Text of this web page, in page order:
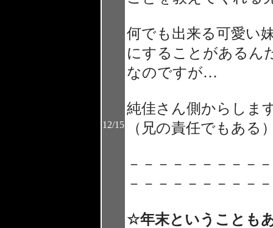
12/15
何でも出来る可愛い
にすることがあるん
なのですが…
純佳さん側からしま
（兄の責任でもある
－－－－－－－－－
－－－－－－－－－
☆年末ということも